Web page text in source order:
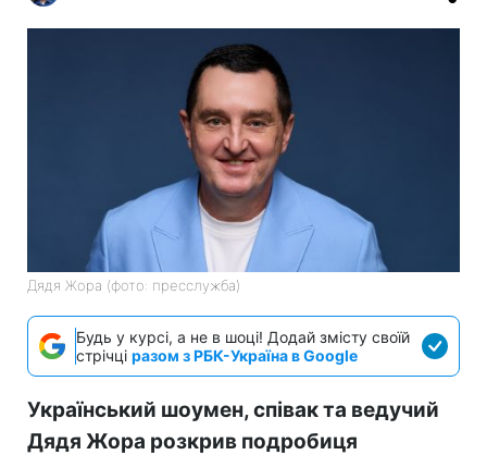
Дядя Жора (фото: пресслужба)
Будь у курсі, а не в шоці! Додай змісту своїй
стрічці разом з РБК-Україна в Google
Український шоумен, співак та ведучий
Дядя Жора розкрив подробиця